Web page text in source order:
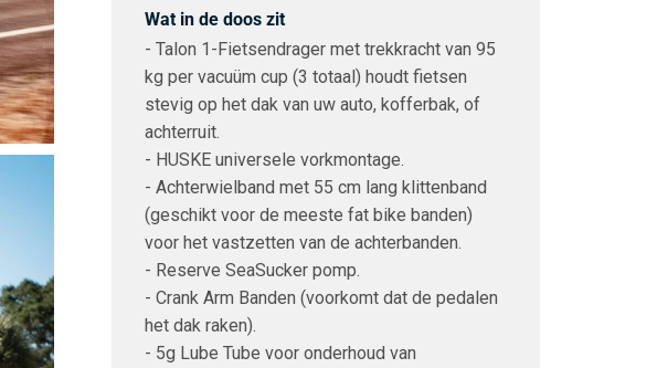
Wat in de doos zit
- Talon 1-Fietsendrager met trekkracht van 95
kg per vacuüm cup (3 totaal) houdt fietsen
stevig op het dak van uw auto, kofferbak, of
achterruit.
- HUSKE universele vorkmontage.
- Achterwielband met 55 cm lang klittenband
(geschikt voor de meeste fat bike banden)
voor het vastzetten van de achterbanden.
- Reserve SeaSucker pomp.
- Crank Arm Banden (voorkomt dat de pedalen
het dak raken).
- 5g Lube Tube voor onderhoud van